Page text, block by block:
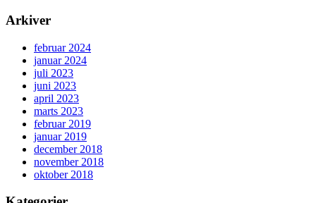
Arkiver
februar 2024
januar 2024
juli 2023
juni 2023
april 2023
marts 2023
februar 2019
januar 2019
december 2018
november 2018
oktober 2018